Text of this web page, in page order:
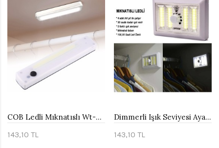
COB Ledli Mıknatıslı Wt-063
143,10 TL
Dimmerli Işık Seviyesi Ayarlanabilir Ledli Lamba Watton Wt-383
143,10 TL